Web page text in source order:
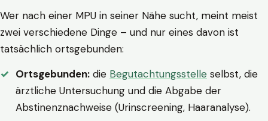
Wer nach einer MPU in seiner Nähe sucht, meint meist
zwei verschiedene Dinge – und nur eines davon ist
tatsächlich ortsgebunden:
Ortsgebunden: die Begutachtungsstelle selbst, die
ärztliche Untersuchung und die Abgabe der
Abstinenznachweise (Urinscreening, Haaranalyse).